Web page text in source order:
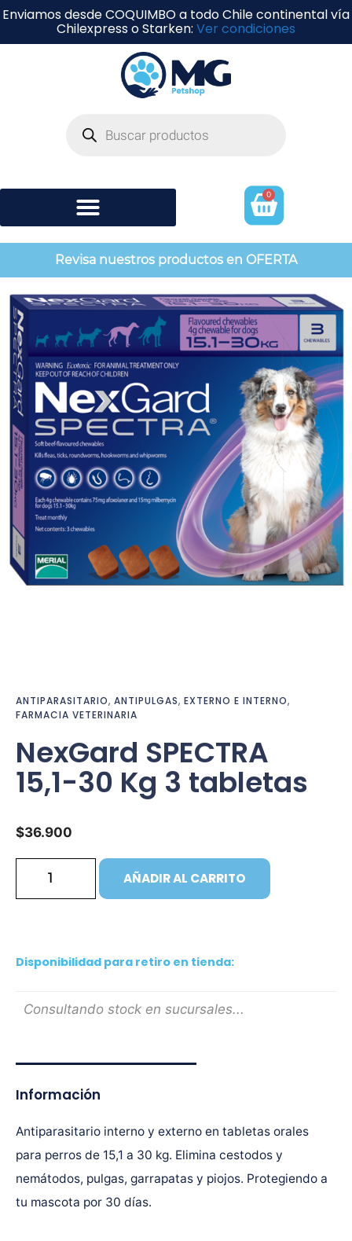
Enviamos desde COQUIMBO a todo Chile continental vía
Chilexpress o Starken: Ver condiciones
0
Revisa nuestros productos en OFERTA
ANTIPARASITARIO, ANTIPULGAS, EXTERNO E INTERNO,
FARMACIA VETERINARIA
NexGard SPECTRA
15,1-30 Kg 3 tabletas
$36.900
AÑADIR AL CARRITO
Disponibilidad para retiro en tienda:
Consultando stock en sucursales...
Información
Antiparasitario interno y externo en tabletas orales
para perros de 15,1 a 30 kg. Elimina cestodos y
nemátodos, pulgas, garrapatas y piojos. Protegiendo a
tu mascota por 30 días.